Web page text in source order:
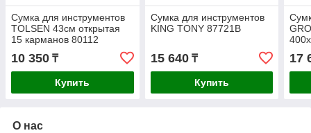
Сумка для инструментов
TOLSEN 43см открытая
15 карманов 80112
10 350 ₸
Купить
Сумка для инструментов
KING TONY 87721B
15 640₸
Купить
17
О нас